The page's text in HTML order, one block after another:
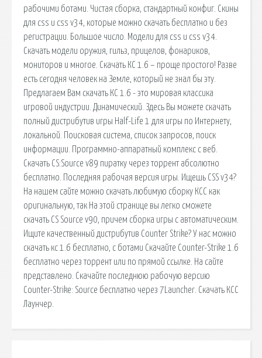
рабочими ботами. Чистая сборка, стандартный конфиг. Скины
для css и css v34, которые можно скачать бесплатно и без
регистрации. Большое число. Модели для css и css v34.
Скачать модели оружия, гильз, прицелов, фонариков,
мониторов и многое. Скачать КС 1.6 – проще простого! Разве
есть сегодня человек на Земле, который не знал бы эту.
Предлагаем Вам скачать КС 1.6 - это мировая классика
игровой индустрии. Динамический. Здесь Вы можете скачать
полный дистрибутив игры Half-Life 1 для игры по Интернету,
локальной. Поисковая сиcтема, список запросов, поиск
информации. Программно-аппаратный комплекс с веб.
Скачать CS:Source v89 пиратку через торрент абсолютно
бесплатно. Последняя рабочая версия игры. Ищешь CSS v34?
На нашем сайте можно скачать любимую сборку КСС как
оригинальную, так На этой странице вы легко сможете
скачать CS Source v90, причем сборка игры с автоматическим.
Ищите качественный дистрибутив Counter Strike? У нас можно
скачать кс 1.6 бесплатно, с ботами Скачайте Counter-Strike 1.6
бесплатно через торрент или по прямой ссылке. На сайте
представлено. Скачайте последнюю рабочую версию
Counter-Strike: Source бесплатно через 7Launcher. Скачать КСС
Лаунчер.